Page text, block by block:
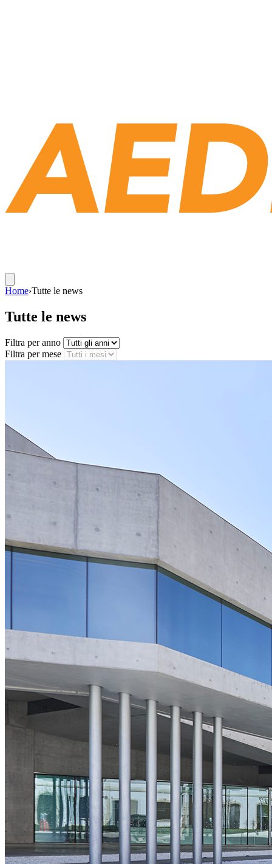
Home›Tutte le news
Tutte le news
Filtra per anno
Filtra per mese